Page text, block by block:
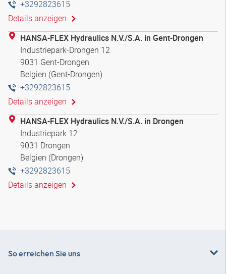
+3292823615
Details anzeigen
HANSA-FLEX Hydraulics N.V./S.A. in Gent-Drongen
Industriepark-Drongen 12
9031 Gent-Drongen
Belgien (Gent-Drongen)
+3292823615
Details anzeigen
HANSA-FLEX Hydraulics N.V./S.A. in Drongen
Industriepark 12
9031 Drongen
Belgien (Drongen)
+3292823615
Details anzeigen
So erreichen Sie uns